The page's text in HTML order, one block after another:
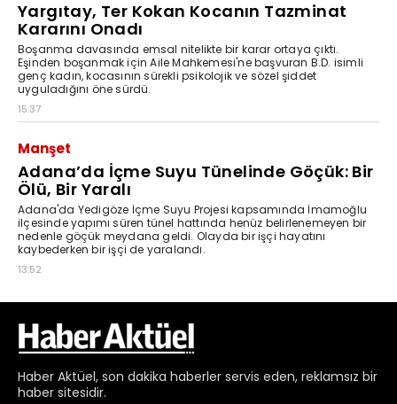
Haber Aktüel, son dakika haberler servis eden, reklamsız bir
haber sitesidir.